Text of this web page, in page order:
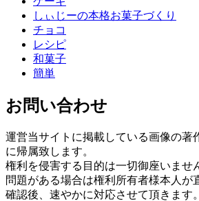
しぃじーの本格お菓子づくり
チョコ
レシピ
和菓子
簡単
お問い合わせ
運営当サイトに掲載している画像の著
に帰属致します。
権利を侵害する目的は一切御座いませ
問題がある場合は権利所有者様本人が
確認後、速やかに対応させて頂きます。